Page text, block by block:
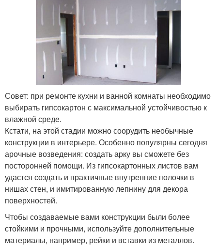
Совет: при ремонте кухни и ванной комнаты необходимо
выбирать гипсокартон с максимальной устойчивостью к
влажной среде.
Кстати, на этой стадии можно соорудить необычные
конструкции в интерьере. Особенно популярны сегодня
арочные возведения: создать арку вы сможете без
посторонней помощи. Из гипсокартонных листов вам
удастся создать и практичные внутренние полочки в
нишах стен, и имитированную лепнину для декора
поверхностей.
Чтобы создаваемые вами конструкции были более
стойкими и прочными, используйте дополнительные
материалы, например, рейки и вставки из металлов.